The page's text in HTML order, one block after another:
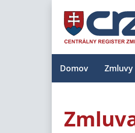
Domov Zmluvy